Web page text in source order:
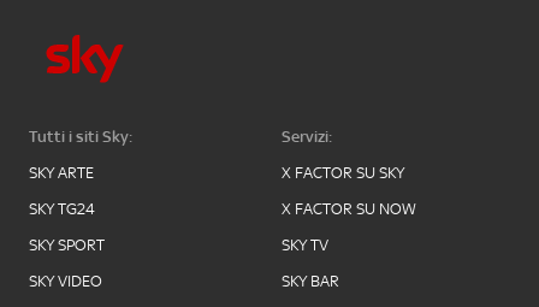
Tutti i siti Sky:
SKY ARTE
SKY TG24
SKY SPORT
SKY VIDEO
Servizi:
X FACTOR SU SKY
X FACTOR SU NOW
SKY TV
SKY BAR